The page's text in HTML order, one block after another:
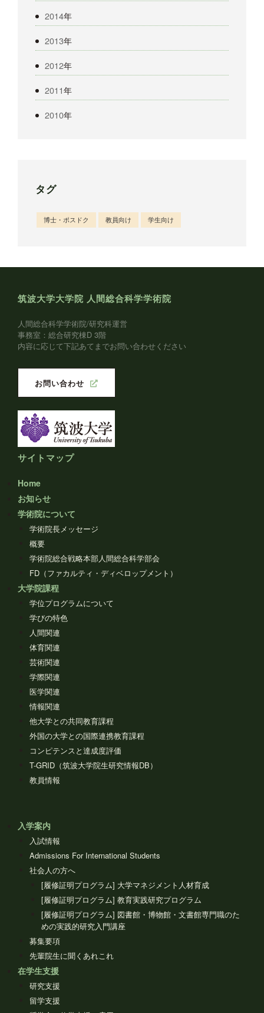
2014年
2013年
2012年
2011年
2010年
タグ
博士・ポスドク 教員向け 学生向け
筑波大学大学院 人間総合科学学術院
人間総合科学学術院/研究科運営
事務室：総合研究棟D 3階
内容に応じて下記あてまでお問い合わせください
お問い合わせ
サイトマップ
Home
お知らせ
学術院について
学術院長メッセージ
概要
学術院総合戦略本部人間総合科学部会
FD（ファカルティ・ディベロップメント）
大学院課程
学位プログラムについて
学びの特色
人間関連
体育関連
芸術関連
学際関連
医学関連
情報関連
他大学との共同教育課程
外国の大学との国際連携教育課程
コンピテンスと達成度評価
T-GRID（筑波大学院生研究情報DB）
教員情報
入学案内
入試情報
Admissions For International Students
社会人の方へ
[履修証明プログラム] 大学マネジメント人材育成
[履修証明プログラム] 教育実践研究プログラム
[履修証明プログラム] 図書館・博物館・文書館専門職のた
めの実践的研究入門講座
募集要項
先輩院生に聞くあれこれ
在学生支援
研究支援
留学支援